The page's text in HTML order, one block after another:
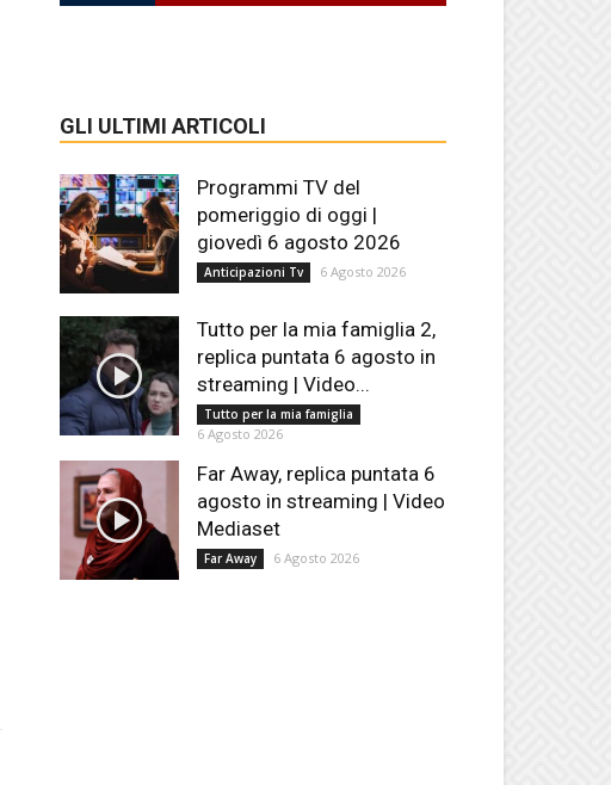
GLI ULTIMI ARTICOLI
Programmi TV del
pomeriggio di oggi |
giovedì 6 agosto 2026
Anticipazioni Tv 6 Agosto 2026
Tutto per la mia famiglia 2,
replica puntata 6 agosto in
streaming | Video...
Tutto per la mia famiglia
6 Agosto 2026
Far Away, replica puntata 6
agosto in streaming | Video
Mediaset
Far Away 6 Agosto 2026